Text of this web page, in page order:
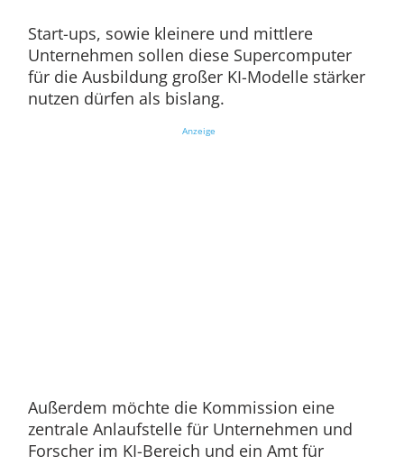
Start-ups, sowie kleinere und mittlere
Unternehmen sollen diese Supercomputer
für die Ausbildung großer KI-Modelle stärker
nutzen dürfen als bislang.
Anzeige
Außerdem möchte die Kommission eine
zentrale Anlaufstelle für Unternehmen und
Forscher im KI-Bereich und ein Amt für